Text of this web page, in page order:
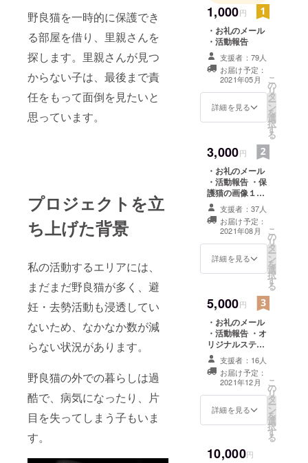
野良猫を一時的に保護でき
る部屋を借り、里親さんを
探します。里親さんが見つ
からない子は、最後まで責
任をもって面倒を見たいと
思っています。
プロジェクトを立
ち上げた背景
私の活動するエリアには、
まだまだ野良猫が多く、避
妊・去勢活動も浸透してい
ないため、なかなか数が減
らない状況があります。
野良猫の外での暮らしは過
酷で、病気になったり、片
目を失ってしまう子もいま
す。
ています。
よろしくお
願いいたし
ます。
1,000円
・お礼のメール
・活動報告
支援者：79人
お届け予定：
2021年05月
詳細を見る
こ
の
リ
タ
ー
ン
を
選
択
す
る
3,000円
・お礼のメール
・活動報告 ・保
護猫の画像１枚
をメール添付に
て送付支援者：37人
お届け予定：
2021年08月
詳細を見る
こ
の
リ
タ
ー
ン
を
選
択
す
る
5,000円
・お礼のメール
・活動報告 ・オ
リジナルステッ
カーを郵送にで
送付支援者：16人
お届け予定：
2021年12月
詳細を見る
こ
の
リ
タ
ー
ン
を
選
択
す
る
10,000円